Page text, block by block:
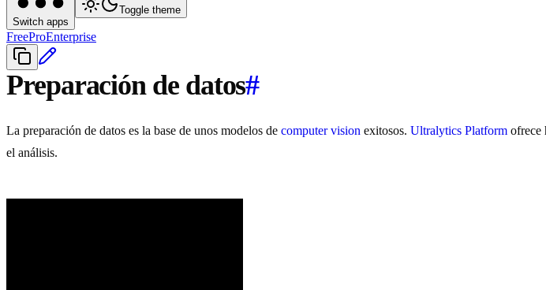
Switch apps
Toggle theme
FreeProEnterprise
Preparación de datos#
La preparación de datos es la base de unos modelos de computer vision exitosos. Ultralytics Platform ofrece
el análisis.